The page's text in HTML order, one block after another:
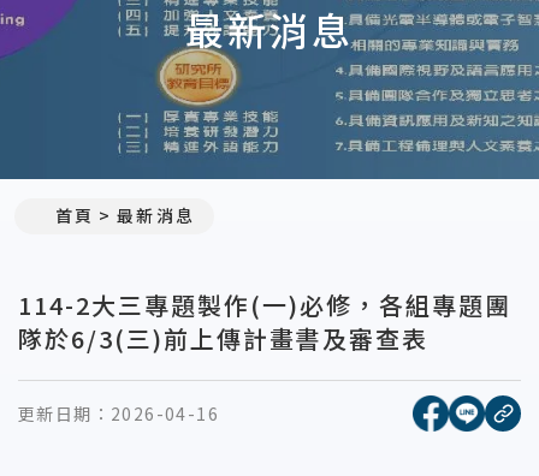
最新消息
首頁 最新消息
114-2大三專題製作(一)必修，各組專題團
隊於6/3(三)前上傳計畫書及審查表
更新日期： 2026-04-16 [另開新
[另開
複